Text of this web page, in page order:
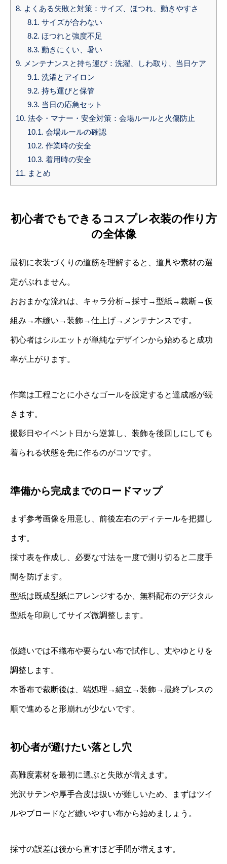
8. よくある失敗と対策：サイズ、ほつれ、動きやすさ
8.1. サイズが合わない
8.2. ほつれと強度不足
8.3. 動きにくい、暑い
9. メンテナンスと持ち運び：洗濯、しわ取り、当日ケア
9.1. 洗濯とアイロン
9.2. 持ち運びと保管
9.3. 当日の応急セット
10. 法令・マナー・安全対策：会場ルールと火傷防止
10.1. 会場ルールの確認
10.2. 作業時の安全
10.3. 着用時の安全
11. まとめ
初心者でもできるコスプレ衣装の作り方
の全体像
最初に衣装づくりの道筋を理解すると、道具や素材の選
定がぶれません。
おおまかな流れは、キャラ分析→採寸→型紙→裁断→仮
組み→本縫い→装飾→仕上げ→メンテナンスです。
初心者はシルエットが単純なデザインから始めると成功
率が上がります。
作業は工程ごとに小さなゴールを設定すると達成感が続
きます。
撮影日やイベント日から逆算し、装飾を後回しにしても
着られる状態を先に作るのがコツです。
準備から完成までのロードマップ
まず参考画像を用意し、前後左右のディテールを把握し
ます。
採寸表を作成し、必要な寸法を一度で測り切ると二度手
間を防げます。
型紙は既成型紙にアレンジするか、無料配布のデジタル
型紙を印刷してサイズ微調整します。
仮縫いでは不織布や要らない布で試作し、丈やゆとりを
調整します。
本番布で裁断後は、端処理→組立→装飾→最終プレスの
順で進めると形崩れが少ないです。
初心者が避けたい落とし穴
高難度素材を最初に選ぶと失敗が増えます。
光沢サテンや厚手合皮は扱いが難しいため、まずはツイ
ルやブロードなど縫いやすい布から始めましょう。
採寸の誤差は後から直すほど手間が増えます。